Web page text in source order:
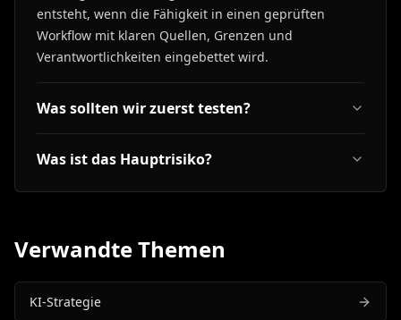
entsteht, wenn die Fähigkeit in einen geprüften
Workflow mit klaren Quellen, Grenzen und
Verantwortlichkeiten eingebettet wird.
Was sollten wir zuerst testen?
Was ist das Hauptrisiko?
Verwandte Themen
KI-Strategie